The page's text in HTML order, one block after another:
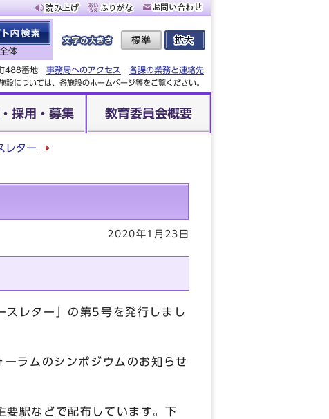
体
488番地 事務局へのアクセス
各課の業務と連絡先
については、各施設のホームページ等をご覧ください。
採用・募集 教育委員会概要
レター
2020年1月23日
レター」の第5号を発行しまし
ラムのシンポジウムのお知らせ
駅などで配布しています。下